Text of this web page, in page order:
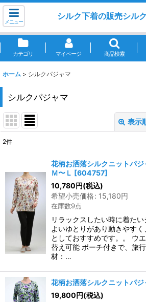
メニュー
シルク下着の販売シル
カテゴリ マイページ 商品検索
ホーム > シルクパジャマ
シルクパジャマ
表示
並び順:
2件
花柄お洒落シルクニットパ
Ｍ〜Ｌ [604757]
10,780円(税込)
希望小売価格: 15,180円
在庫数9点
リラックスしたい時に着た
よいゆとりがあり動きやす
としておすすめです。。 ウ
替え可能 ポーチ付きで、旅
材：…
花柄お洒落シルクニットパジ
19,800円(税込)